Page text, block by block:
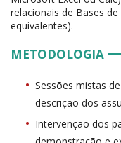
relacionais de Bases
equivalentes).
METODOLOGIA
Sessões mistas
descrição dos
Intervenção dos